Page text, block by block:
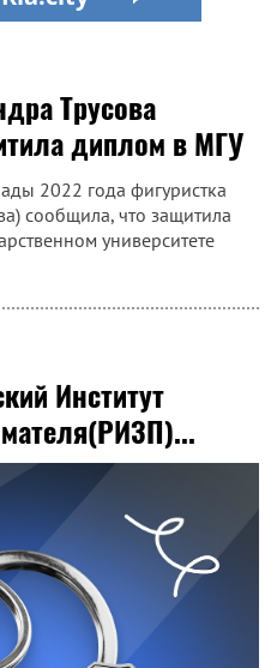
Трусова
диплом в МГУ
2022 года фигуристка
сообщила, что защитила
университете
Институт